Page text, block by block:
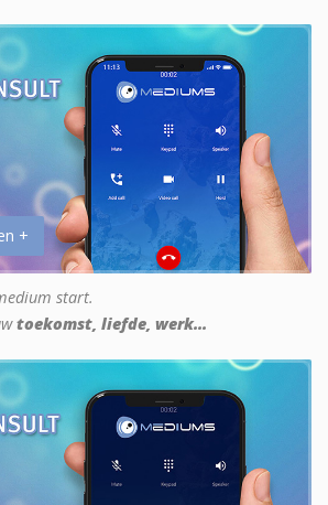
+
start.
toekomst, liefde, werk...